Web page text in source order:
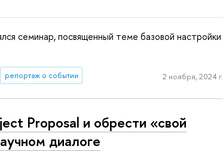
семинар, посвященный теме базовой настройки
репортаж о событии 2 ноября, 2024 г.
Proposal и обрести «свой
диалоге